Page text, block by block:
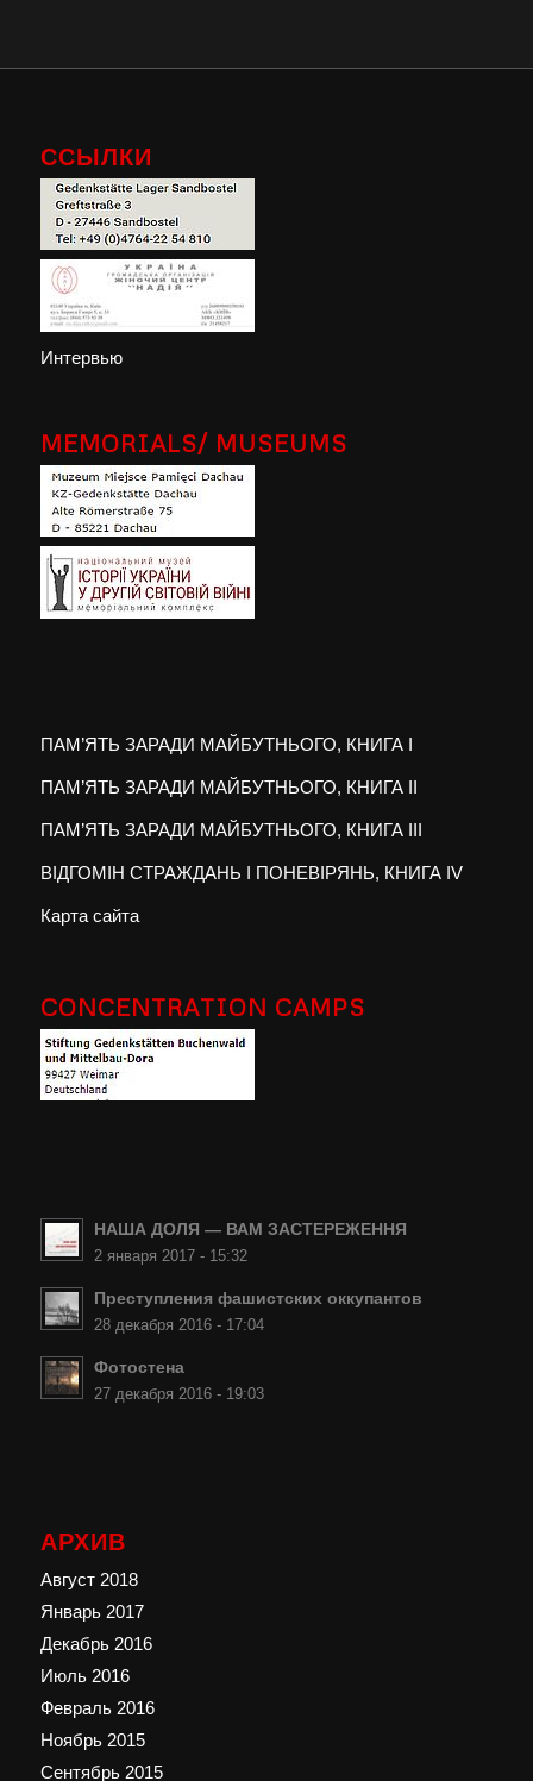
ССЫЛКИ
Интервью
MEMORIALS/ MUSEUMS
ПАМ’ЯТЬ ЗАРАДИ МАЙБУТНЬОГО, КНИГА I
ПАМ’ЯТЬ ЗАРАДИ МАЙБУТНЬОГО, КНИГА II
ПАМ’ЯТЬ ЗАРАДИ МАЙБУТНЬОГО, КНИГА III
ВІДГОМІН СТРАЖДАНЬ І ПОНЕВІРЯНЬ, КНИГА IV
Карта сайта
CONCENTRATION CAMPS
НАША ДОЛЯ — ВАМ ЗАСТЕРЕЖЕННЯ
2 января 2017 - 15:32
Преступления фашистских оккупантов
28 декабря 2016 - 17:04
Фотостена
27 декабря 2016 - 19:03
АРХИВ
Август 2018
Январь 2017
Декабрь 2016
Июль 2016
Февраль 2016
Ноябрь 2015
Сентябрь 2015